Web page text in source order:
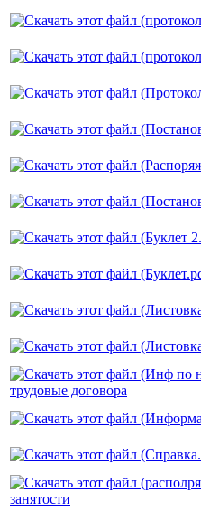
трудовые договора
занятости